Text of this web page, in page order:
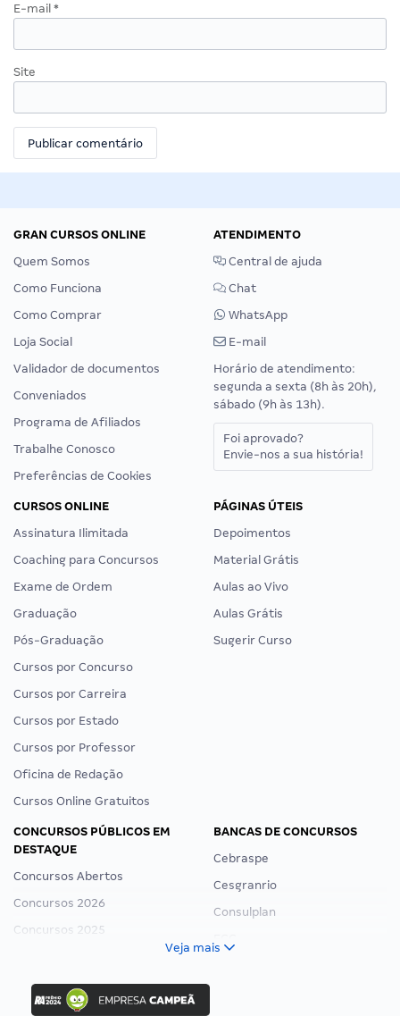
E-mail *
Site
GRAN CURSOS ONLINE
Quem Somos
Como Funciona
Como Comprar
Loja Social
Validador de documentos
Conveniados
Programa de Afiliados
Trabalhe Conosco
Preferências de Cookies
ATENDIMENTO
Central de ajuda
Chat
WhatsApp
E-mail
Horário de atendimento:
segunda a sexta (8h às 20h),
sábado (9h às 13h).
Foi aprovado?
Envie-nos a sua história!
CURSOS ONLINE
Assinatura Ilimitada
Coaching para Concursos
Exame de Ordem
Graduação
Pós-Graduação
Cursos por Concurso
Cursos por Carreira
Cursos por Estado
Cursos por Professor
Oficina de Redação
Cursos Online Gratuitos
PÁGINAS ÚTEIS
Depoimentos
Material Grátis
Aulas ao Vivo
Aulas Grátis
Sugerir Curso
CONCURSOS PÚBLICOS EM
DESTAQUE
Concursos Abertos
Concursos 2026
Concursos 2025
Concurso Ibama
Concurso MPU
BANCAS DE CONCURSOS
Cebraspe
Cesgranrio
Consulplan
Veja mais